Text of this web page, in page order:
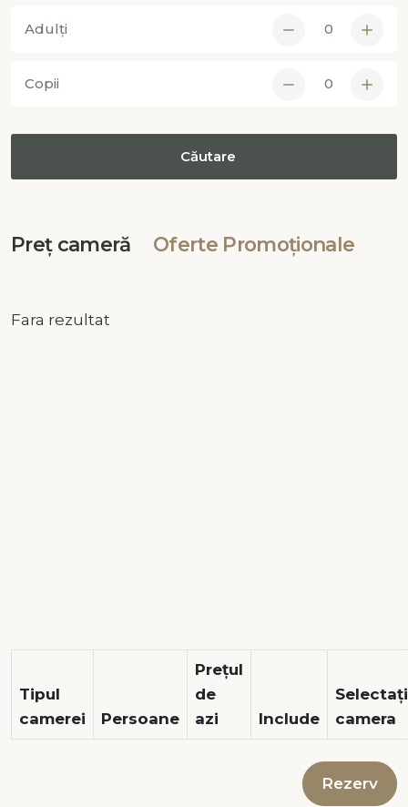
Adulți
Copii
Preț cameră Oferte Promoționale
Fara rezultat
Tipul
camerei
Persoane
Prețul
de
azi
Include
Selectați
camera
Rezerv